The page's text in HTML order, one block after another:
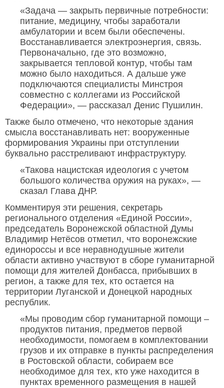
«Задача — закрыть первичные потребности:
питание, медицину, чтобы заработали
амбулатории и всем были обеспечены.
Восстанавливается электроэнергия, связь.
Первоначально, где это возможно,
закрывается тепловой контур, чтобы там
можно было находиться. А дальше уже
подключаются специалисты Минстроя
совместно с коллегами из Российской
Федерации», — рассказал Денис Пушилин.
Также было отмечено, что некоторые здания
смысла восстанавливать нет: вооруженные
формирования Украины при отступлении
буквально расстреливают инфраструктуру.
«Такова нацистская идеология с учетом
большого количества оружия на руках», —
сказал Глава ДНР.
Комментируя эти решения, секретарь
регионального отделения «Единой России»,
председатель Воронежской областной Думы
Владимир Нетёсов отметил, что воронежские
единороссы и все неравнодушные жители
области активно участвуют в сборе гуманитарной
помощи для жителей Донбасса, прибывших в
регион, а также для тех, кто остается на
территории Луганской и Донецкой народных
республик.
«Мы проводим сбор гуманитарной помощи –
продуктов питания, предметов первой
необходимости, помогаем в комплектовании
грузов и их отправке в пункты распределения
в Ростовской области, собираем все
необходимое для тех, кто уже находится в
пунктах временного размещения в нашей